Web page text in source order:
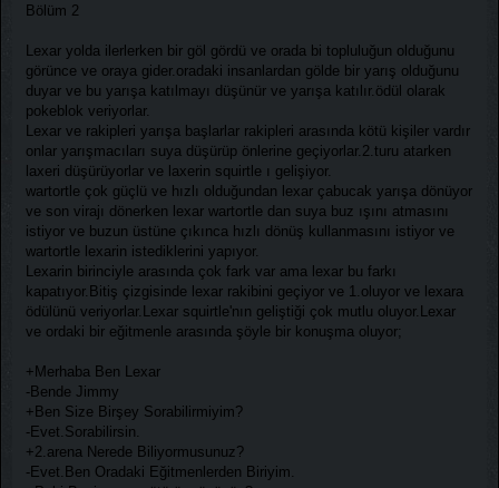
Bölüm 2
Lexar yolda ilerlerken bir göl gördü ve orada bi topluluğun olduğunu
görünce ve oraya gider.oradaki insanlardan gölde bir yarış olduğunu
duyar ve bu yarışa katılmayı düşünür ve yarışa katılır.ödül olarak
pokeblok veriyorlar.
Lexar ve rakipleri yarışa başlarlar rakipleri arasında kötü kişiler vardır
onlar yarışmacıları suya düşürüp önlerine geçiyorlar.2.turu atarken
laxeri düşürüyorlar ve laxerin squirtle ı gelişiyor.
wartortle çok güçlü ve hızlı olduğundan lexar çabucak yarışa dönüyor
ve son virajı dönerken lexar wartortle dan suya buz ışını atmasını
istiyor ve buzun üstüne çıkınca hızlı dönüş kullanmasını istiyor ve
wartortle lexarin istediklerini yapıyor.
Lexarin birinciyle arasında çok fark var ama lexar bu farkı
kapatıyor.Bitiş çizgisinde lexar rakibini geçiyor ve 1.oluyor ve lexara
ödülünü veriyorlar.Lexar squirtle'nın geliştiği çok mutlu oluyor.Lexar
ve ordaki bir eğitmenle arasında şöyle bir konuşma oluyor;
+Merhaba Ben Lexar
-Bende Jimmy
+Ben Size Birşey Sorabilirmiyim?
-Evet.Sorabilirsin.
+2.arena Nerede Biliyormusunuz?
-Evet.Ben Oradaki Eğitmenlerden Biriyim.